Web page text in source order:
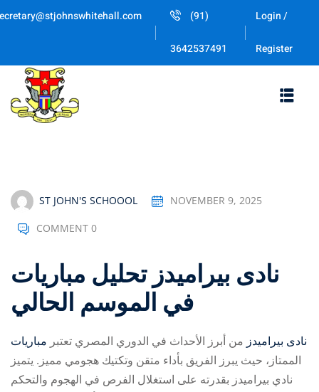
Skip
(91)
3642537491
Login /
Register
ST JOHN'S SCHOOOL NOVEMBER 9, 2025
COMMENT 0
تحليل مباريات ‎نادى بيراميدز
في الموسم الحالي
تعتبر مباريات ‎نادى بيراميدز من أبرز الأحداث في الدوري المصري
الممتاز، حيث يبرز الفريق بأداء متقن وتكتيك هجومي مميز. يتميز
نادي بيراميدز بقدرته على استغلال الفرص في الهجوم والتحكم